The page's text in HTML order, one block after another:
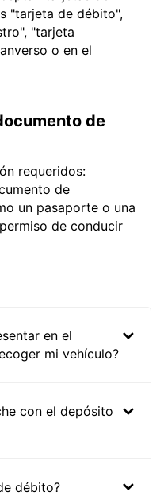
"tarjeta de débito",
"tarjeta
o en el
de
requeridos:
de
un pasaporte o una
de conducir
en el
mi vehículo?
con el depósito
débito?